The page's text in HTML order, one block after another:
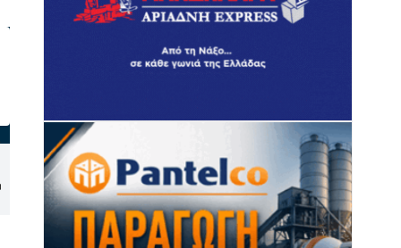
Συνάντηση του Δημάρχου
Αμοργού με το προεδρείο
του Συνδέσμου Αμοργινών
Σύρος: Το πρόγραμμα
αφίξεων και αναχωρήσεων
πλοίων στο λιμάνι από 10
έως 16 Αυγούστου 2026